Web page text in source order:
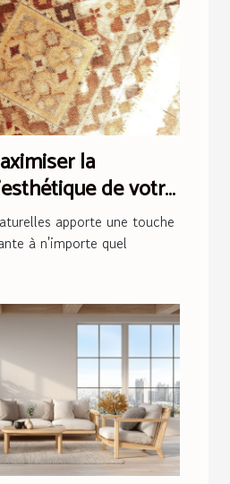
la
de votre
naturellesapporte une touche
à n'importe quel